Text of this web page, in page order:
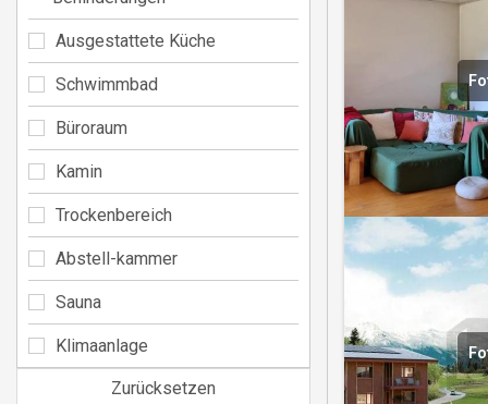
Ausgestattete Küche
Schwimmbad
Büroraum
Kamin
Trockenbereich
Abstell-kammer
Sauna
Klimaanlage
Zurücksetzen